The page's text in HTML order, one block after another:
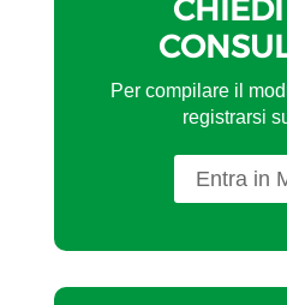
Per compilare il
registrarsi
Entra in